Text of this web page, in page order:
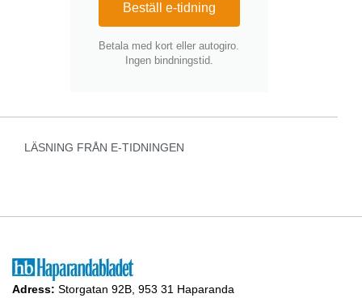
Beställ e-tidning
Betala med kort eller autogiro.
Ingen bindningstid.
LÄSNING FRÅN E-TIDNINGEN
Adress: Storgatan 92B, 953 31 Haparanda